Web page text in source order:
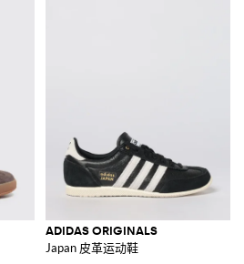
ADIDAS ORIGINALS
Japan 皮革运动鞋